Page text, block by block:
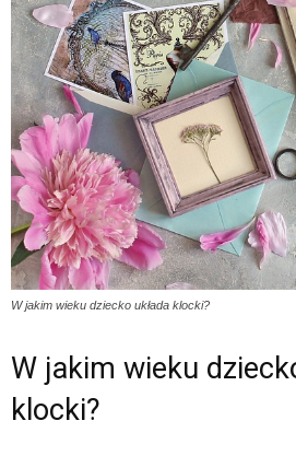
W jakim wieku dziecko układa klocki?
W jakim wieku
klocki?